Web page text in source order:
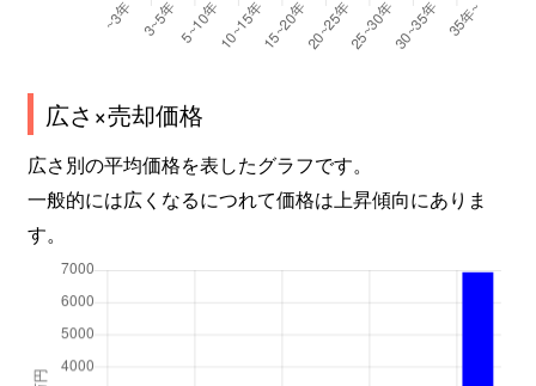
広さ×売却価格
広さ別の平均価格を表したグラフです。
一般的には広くなるにつれて価格は上昇傾向にありま
す。